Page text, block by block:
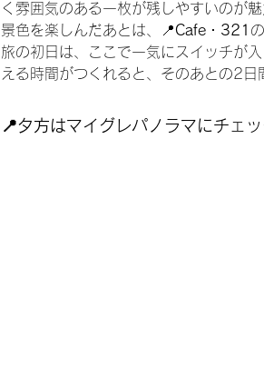
く雰囲気のある一枚が残しやすいのが魅
景色を楽しんだあとは、📍Cafe・321
旅の初日は、ここで一気にスイッチが
える時間がつくれると、そのあとの2
📍夕方はマイグレパノラマにチェ